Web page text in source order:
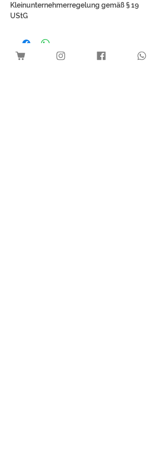
Kleinunternehmerregelung gemäß § 19
UStG
Best Sellers